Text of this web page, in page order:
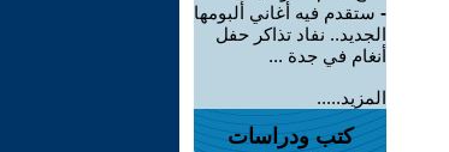
- ستقدم فيه أغاني ألبومها
الجديد.. نفاد تذاكر حفل
أنغام في جدة ...
المزيد.....
كتب ودراسات